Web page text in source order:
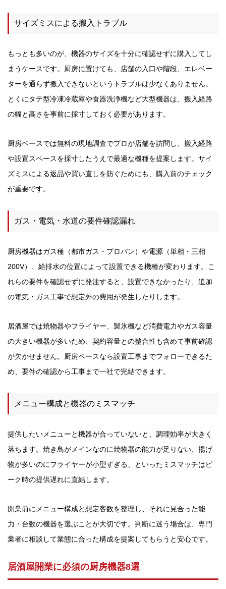
サイズミスによる搬入トラブル
もっとも多いのが、機器のサイズを十分に確認せずに購入してし
まうケースです。厨房に置けても、店舗の入口や階段、エレベー
ターを通らず搬入できないというトラブルは少なくありません。
とくにタテ型冷凍冷蔵庫や食器洗浄機など大型機器は、搬入経路
の幅と高さを事前に採寸しておく必要があります。
厨房ベースでは無料の現地調査でプロが店舗を訪問し、搬入経路
や設置スペースを採寸したうえで最適な機種を提案します。サイ
ズミスによる返品や買い直しを防ぐためにも、購入前のチェック
が重要です。
ガス・電気・水道の要件確認漏れ
厨房機器はガス種（都市ガス・プロパン）や電源（単相・三相
200V）、給排水の位置によって設置できる機種が変わります。こ
れらの要件を確認せずに発注すると、設置できなかったり、追加
の電気・ガス工事で想定外の費用が発生したりします。
居酒屋では焼物器やフライヤー、製氷機など消費電力やガス容量
の大きい機器が多いため、契約容量との整合性も含めて事前確認
が欠かせません。厨房ベースなら設置工事までフォローできるた
め、要件の確認から工事まで一社で完結できます。
メニュー構成と機器のミスマッチ
提供したいメニューと機器が合っていないと、調理効率が大きく
落ちます。焼き鳥がメインなのに焼物器の能力が足りない、揚げ
物が多いのにフライヤーが小型すぎる、といったミスマッチはピ
ーク時の提供遅れに直結します。
開業前にメニュー構成と想定客数を整理し、それに見合った能
力・台数の機器を選ぶことが大切です。判断に迷う場合は、専門
業者に相談して業態に合った構成を提案してもらうと安心です。
居酒屋開業に必須の厨房機器8選